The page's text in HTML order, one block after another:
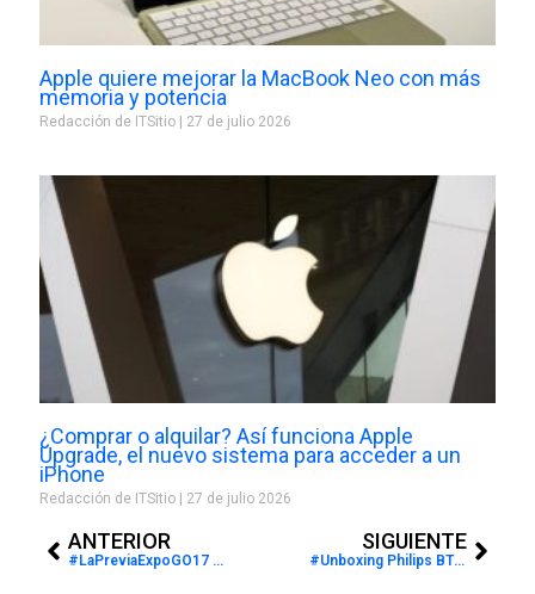
Apple quiere mejorar la MacBook Neo con más
memoria y potencia
Redacción de ITSitio 27 de julio 2026
¿Comprar o alquilar? Así funciona Apple
Upgrade, el nuevo sistema para acceder a un
iPhone
Redacción de ITSitio 27 de julio 2026
ANTERIOR
#LaPreviaExpoGO17 con Alba Molinas de Xerox #Expografika #Expoficina
SIGUIENTE
#Unboxing Philips BT 110